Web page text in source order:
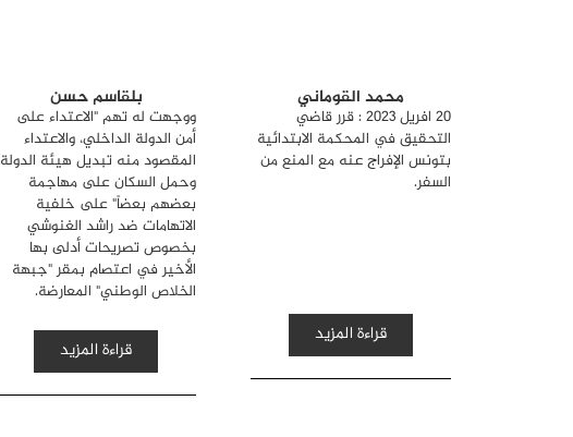
محمد القوماني
20 افريل 2023 : قرر قاضي
التحقيق في المحكمة الابتدائية
بتونس الإفراج عنه مع المنع من
السفر.
قراءة المزيد
بلقاسم حسن
ووجهت له تهم "الاعتداء على
أمن الدولة الداخلي، والاعتداء
المقصود منه تبديل هيئة الدولة
وحمل السكان على مهاجمة
بعضهم بعضاً" على خلفية
الاتهامات ضد راشد الغنوشي
بخصوص تصريحات أدلى بها
الأخير في اعتصام بمقر "جبهة
الخلاص الوطني" المعارضة.
قراءة المزيد